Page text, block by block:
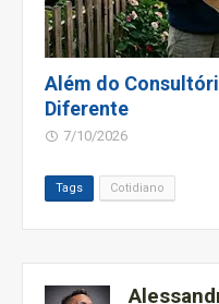
Além do
Diferente
7/10/2026
Tags Cotidiano